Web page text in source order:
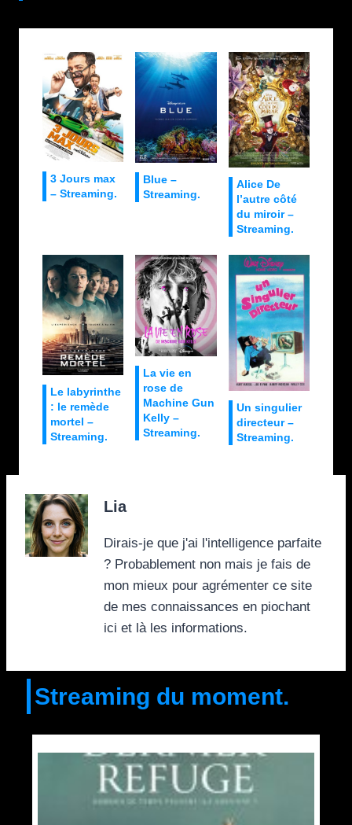
3 Jours max
– Streaming.
Blue –
Streaming.
Alice De
l’autre côté
du miroir –
Streaming.
Le labyrinthe
: le remède
mortel –
Streaming.
La vie en
rose de
Machine Gun
Kelly –
Streaming.
Un singulier
directeur –
Streaming.
Lia
Dirais-je que j'ai l'intelligence parfaite
? Probablement non mais je fais de
mon mieux pour agrémenter ce site
de mes connaissances en piochant
ici et là les informations.
Streaming du moment.